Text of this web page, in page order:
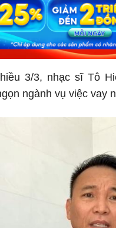
3/3, nhạc sĩ Tô
ngành vụ việc vay